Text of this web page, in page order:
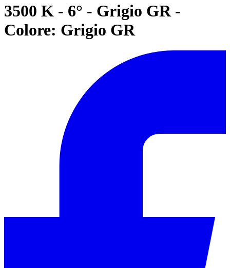
3500 K - 6° - Grigio GR -
Colore: Grigio GR